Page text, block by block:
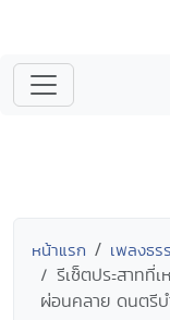
หน้าแรก เพลงธร
รีเซ็ตประสาทที่
ผ่อนคลาย ดนตรี